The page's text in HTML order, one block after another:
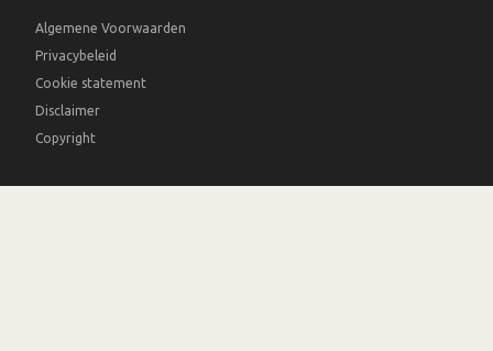
Algemene Voorwaarden
Privacybeleid
Cookie statement
Disclaimer
Copyright